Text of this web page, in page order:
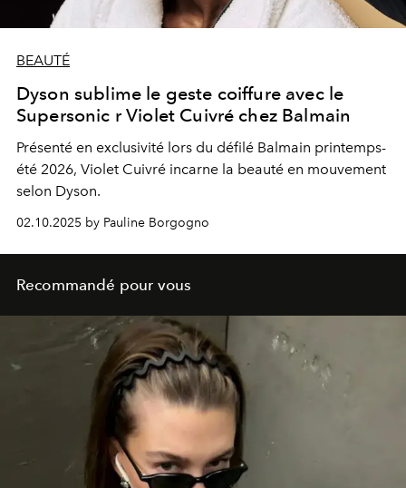
BEAUTÉ
Dyson sublime le geste coiffure avec le
Supersonic r Violet Cuivré chez Balmain
Présenté en exclusivité lors du défilé Balmain printemps-
été 2026, Violet Cuivré incarne la beauté en mouvement
selon Dyson.
02.10.2025 by Pauline Borgogno
Recommandé pour vous